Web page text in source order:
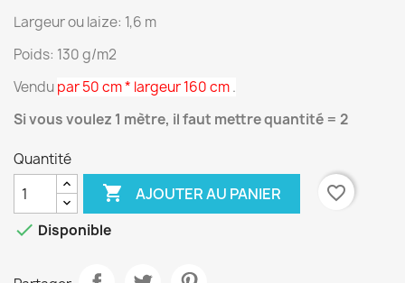
Largeur ou laize: 1,6 m
Poids: 130 g/m2
Vendupar 50 cm * largeur 160 cm.
Si vous voulez 1 mètre, il faut mettre quantité = 2
Quantité
 AJOUTER AU PANIER
favorite_border
 Disponible